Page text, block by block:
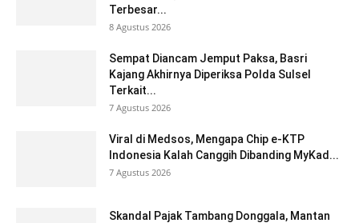
Terbesar...
8 Agustus 2026
Sempat Diancam Jemput Paksa, Basri
Kajang Akhirnya Diperiksa Polda Sulsel
Terkait...
7 Agustus 2026
Viral di Medsos, Mengapa Chip e-KTP
Indonesia Kalah Canggih Dibanding MyKad...
7 Agustus 2026
Skandal Pajak Tambang Donggala, Mantan